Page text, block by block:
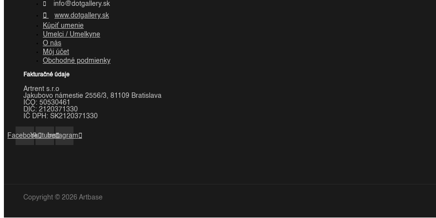
info@dotgallery.sk
www.dotgallery.sk
Kúpiť umenie
Umelci / Umelkyne
O nás
Môj účet
Obchodné podmienky
Fakturačné údaje
Artrent s.r.o
Jakubovo námestie 2556/3, 81109 Bratislava
IČO: 50530461
DIČ: 2120371330
IČ DPH: SK2120371330
FacebookYoutubeInstagram
Copyright © 2026 Artbase